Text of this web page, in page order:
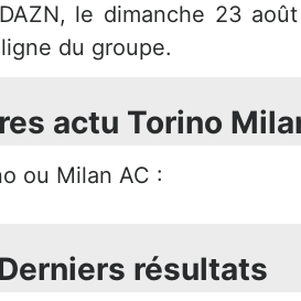
le dimanche 23
du groupe.
actu Torino
ou Milan AC :
résultats